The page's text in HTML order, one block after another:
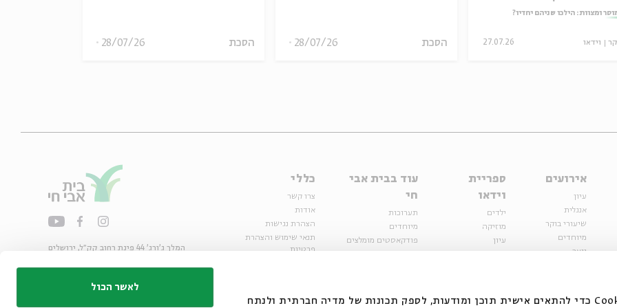
אנחנו משתמשים בקובצי Cookie כדי להתאים אישית תוכן ומודעות, לספק תכונות של מדיה חברתית ולנתח
לאשר הכול
הסכת 28/07/26 הסכת 28/07/26
ומצוות: הילכו שניהם יחדיו?
וידאו 27.07.26
אירועים
עיון
אנגלית
שיעורי בוקר
מיוחדים
נוער
ספריית
וידאו
ילדים
מוזיקה
עיון
עוד בבית אבי
חי
תערוכות
מיוחדים
פודקאסטים מומלצים
כללי
צרו קשר
אודות
הצהרת נגישות
תנאי שימוש והצהרת
פרטיות
המלך ג'ורג' 44 פינת רחוב קק״ל, ירושלים